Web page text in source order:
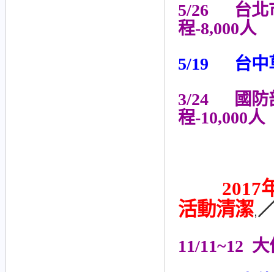
5/26 台北
程-8,000人
5/19 台中
3/24 國防
程-10,000人
2017
活動清潔,
11/11~12